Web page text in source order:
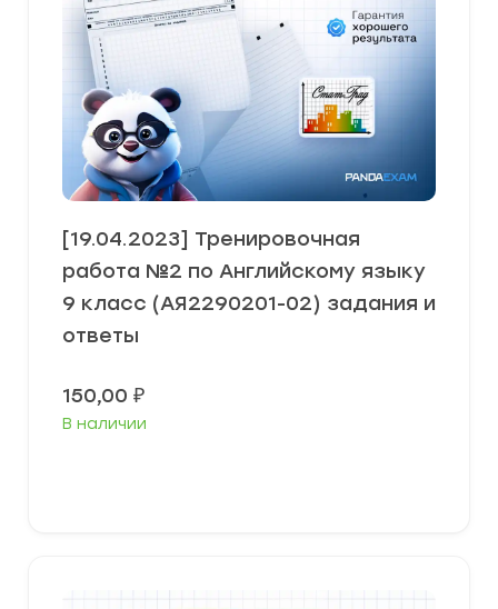
[19.04.2023] Тренировочная
работа №2 по Английскому языку
9 класс (АЯ2290201-02) задания и
ответы
150,00 ₽
В наличии